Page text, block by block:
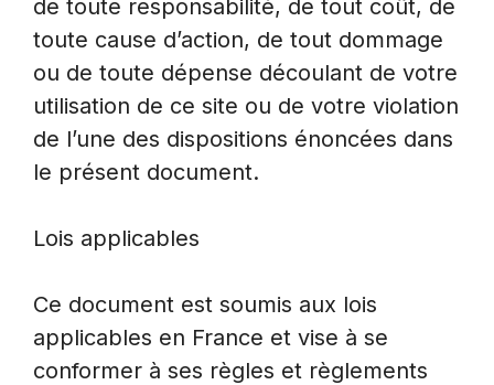
de toute responsabilité, de tout coût, de
toute cause d’action, de tout dommage
ou de toute dépense découlant de votre
utilisation de ce site ou de votre violation
de l’une des dispositions énoncées dans
le présent document.
Lois applicables
Ce document est soumis aux lois
applicables en France et vise à se
conformer à ses règles et règlements